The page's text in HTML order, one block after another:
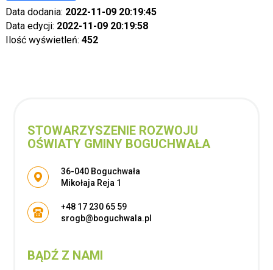
Data dodania: 2022-11-09 20:19:45
Data edycji: 2022-11-09 20:19:58
Ilość wyświetleń: 452
STOWARZYSZENIE ROZWOJU
OŚWIATY GMINY BOGUCHWAŁA
Adres pocztowy:
36-040 Boguchwała
Mikołaja Reja 1
+48 17 230 65 59
srogb@boguchwala.pl
BĄDŹ Z NAMI